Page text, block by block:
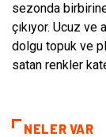
sezonda
çıkıyor. Ucuz ve
dolgu topuk ve
satan renkler
NELER VAR